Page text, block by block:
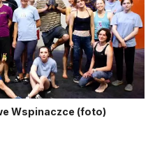
Wspinaczce (foto)